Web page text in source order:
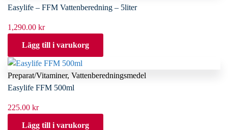
Easylife – FFM Vattenberedning – 5liter
1,290.00 kr
Lägg till i varukorg
Preparat/Vitaminer, Vattenberedningsmedel
Easylife FFM 500ml
225.00 kr
Lägg till i varukorg